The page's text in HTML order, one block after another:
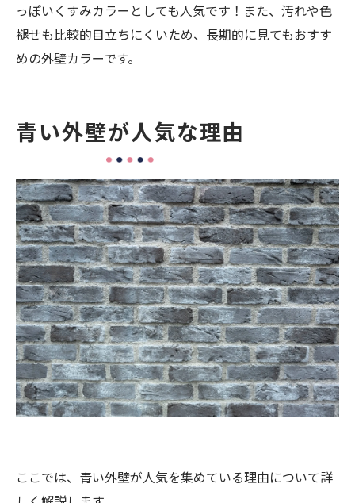
っぽいくすみカラーとしても人気です！また、汚れや色
褪せも比較的目立ちにくいため、長期的に見てもおすす
めの外壁カラーです。
青い外壁が人気な理由
ここでは、青い外壁が人気を集めている理由について詳